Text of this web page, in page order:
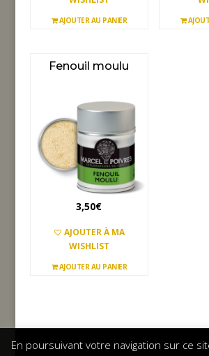
AJOUTER AU PANIER
AJOUTER À MA
WISHLIST
Fenouil moulu
3,50€
AJOUTER AU PANIER
En poursuivant votre navigation sur ce